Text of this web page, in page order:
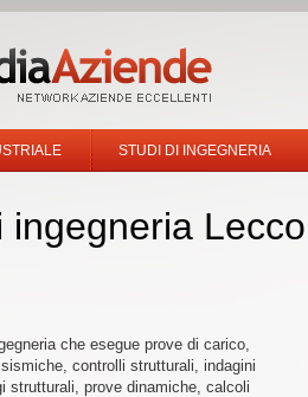
STUDI DI INGEGNERIA
ingegneria Lecco
che esegue prove di carico,
controlli strutturali, indagini
strutturali, prove dinamiche, calcoli